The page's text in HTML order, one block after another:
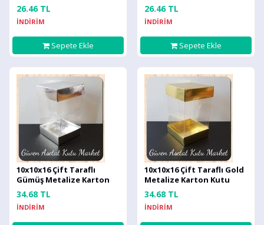
26.46 TL
İNDİRİM
Sepete Ekle
26.46 TL
İNDİRİM
Sepete Ekle
10x10x16 Çift Taraflı
Gümüş Metalize Karton
Kutu
34.68 TL
İNDİRİM
10x10x16 Çift Taraflı Gold
Metalize Karton Kutu
34.68 TL
İNDİRİM